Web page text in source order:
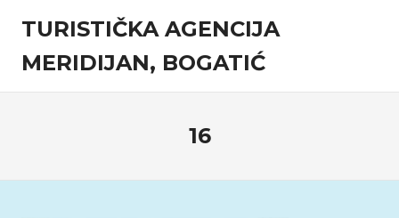
content
TURISTIČKA AGENCIJA
MERIDIJAN, BOGATIĆ
Turistička
16